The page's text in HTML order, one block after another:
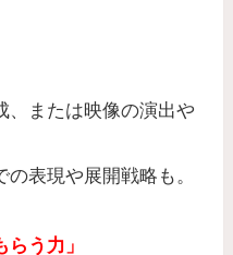
、または映像の演出や
表現や展開戦略も。
らう力」